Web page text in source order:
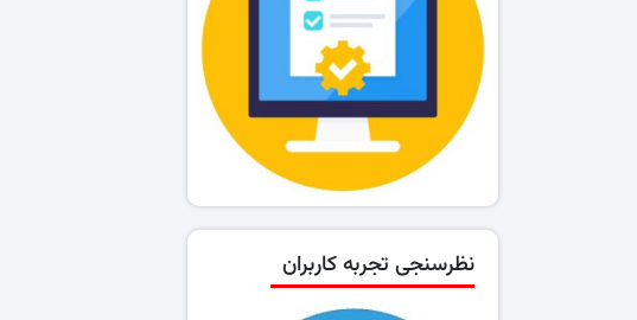
نظرسنجی تجربه کاربران